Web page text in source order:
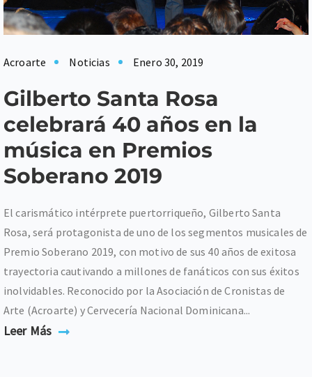
Acroarte Noticias Enero 30, 2019
Gilberto Santa Rosa
celebrará 40 años en la
música en Premios
Soberano 2019
El carismático intérprete puertorriqueño, Gilberto Santa
Rosa, será protagonista de uno de los segmentos musicales de
Premio Soberano 2019, con motivo de sus 40 años de exitosa
trayectoria cautivando a millones de fanáticos con sus éxitos
inolvidables. Reconocido por la Asociación de Cronistas de
Arte (Acroarte) y Cervecería Nacional Dominicana...
Leer Más